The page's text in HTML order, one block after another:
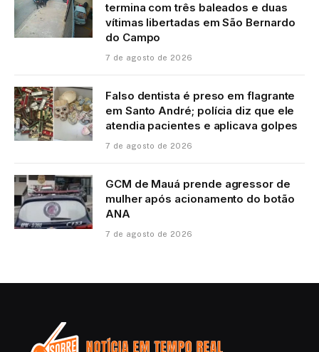
termina com três baleados e duas
vítimas libertadas em São Bernardo
do Campo
7 de agosto de 2026
Falso dentista é preso em flagrante
em Santo André; polícia diz que ele
atendia pacientes e aplicava golpes
7 de agosto de 2026
GCM de Mauá prende agressor de
mulher após acionamento do botão
ANA
7 de agosto de 2026